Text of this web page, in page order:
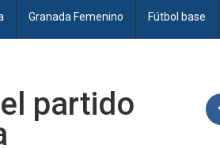
Granada Femenino Fútbol base
partido